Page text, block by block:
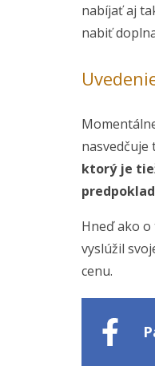
nabíjať aj
nabiť
nasvedčuje
ktorý je
Hneď ako
vyslúžil
cenu.